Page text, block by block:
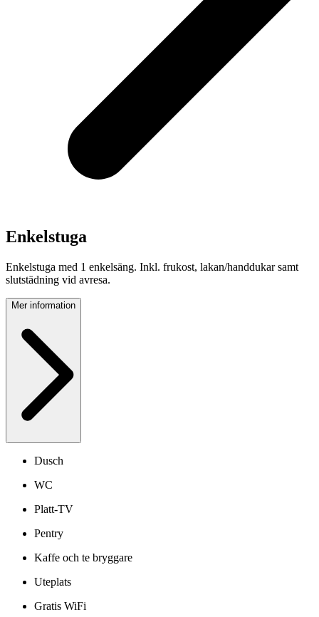
Enkelstuga
Enkelstuga med 1 enkelsäng. Inkl. frukost, lakan/handdukar samt
slutstädning vid avresa.
Mer information
Dusch
WC
Platt-TV
Pentry
Kaffe och te bryggare
Uteplats
Gratis WiFi